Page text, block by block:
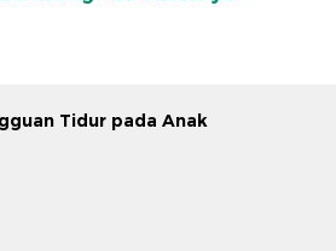
Tidur pada Anak